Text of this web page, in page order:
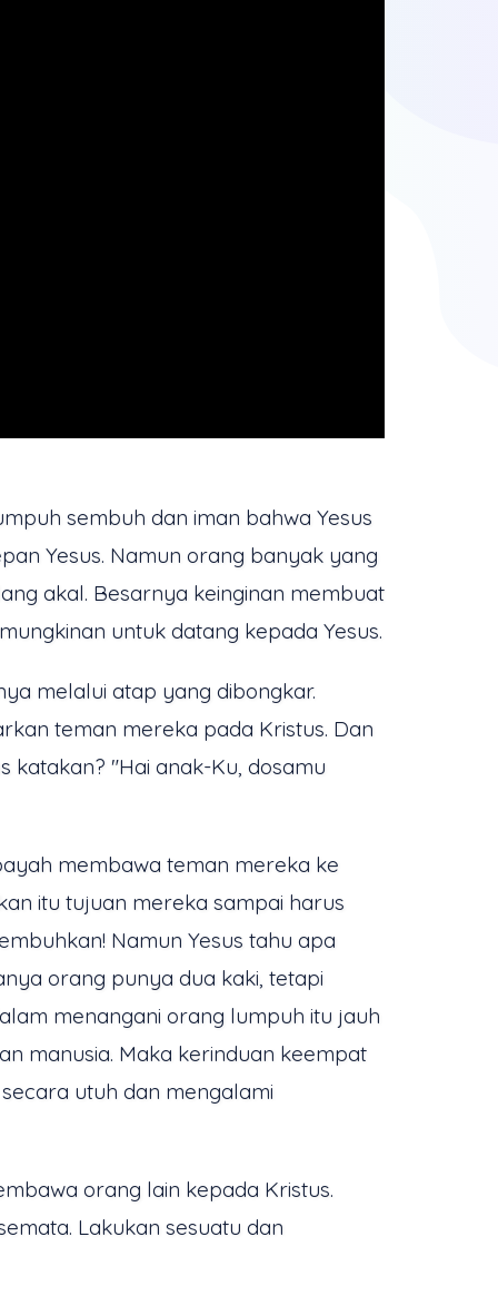
sembuh dan iman bahwa Yesus
Yesus. Namun orang banyak yang
akal. Besarnya keinginan membuat
untuk datang kepada Yesus.
melalui atap yang dibongkar.
teman mereka pada Kristus. Dan
katakan? "Hai anak-Ku, dosamu
membawa teman mereka ke
itu tujuan mereka sampai harus
Namun Yesus tahu apa
orang punya dua kaki, tetapi
menangani orang lumpuh itu jauh
manusia. Maka kerinduan keempat
utuh dan mengalami
orang lain kepada Kristus.
Lakukan sesuatu dan